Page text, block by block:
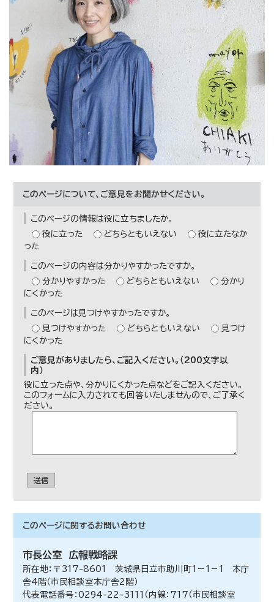
このページについて、ご意見をお聞かせください。
このページの情報は役に立ちましたか。
役に立った
どちらともいえない
役に立たなか
った
このページの内容は分かりやすかったですか。
分かりやすかった
どちらともいえない
分かり
にくかった
このページは見つけやすかったですか。
見つけやすかった
どちらともいえない
見つけ
にくかった
ご意見がありましたら、ご記入ください。（200文字以
内）
役に立った点や、分かりにくかった点などをご記入ください。
このフォームに入力されても回答いたしませんので、ご了承く
ださい。
送信
このページに関するお問い合わせ
市長公室 広報戦略課
所在地：〒317-8601 茨城県日立市助川町1－1－1 本庁
舎4階（市民相談室本庁舎2階）
代表電話番号：0294-22-3111（内線：717（市民相談室